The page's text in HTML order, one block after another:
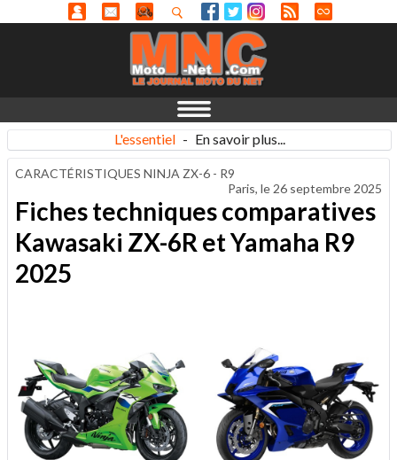
L'essentiel - En savoir plus...
CARACTÉRISTIQUES NINJA ZX-6 - R9
Paris, le 26 septembre 2025
Fiches techniques comparatives
Kawasaki ZX-6R et Yamaha R9
2025